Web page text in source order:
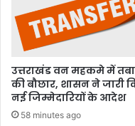
उत्तराखंड वन महकमे में
की बौछार, शासन ने जारी
नई जिम्मेदारियों के आदेश
58 minutes ago